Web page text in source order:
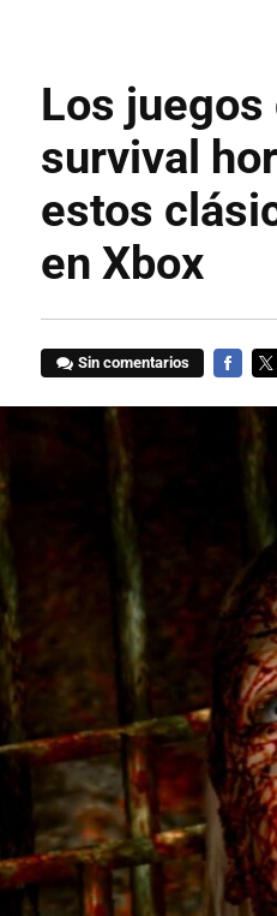
Los juegos
survival
estos
en Xbox
Sin comentarios